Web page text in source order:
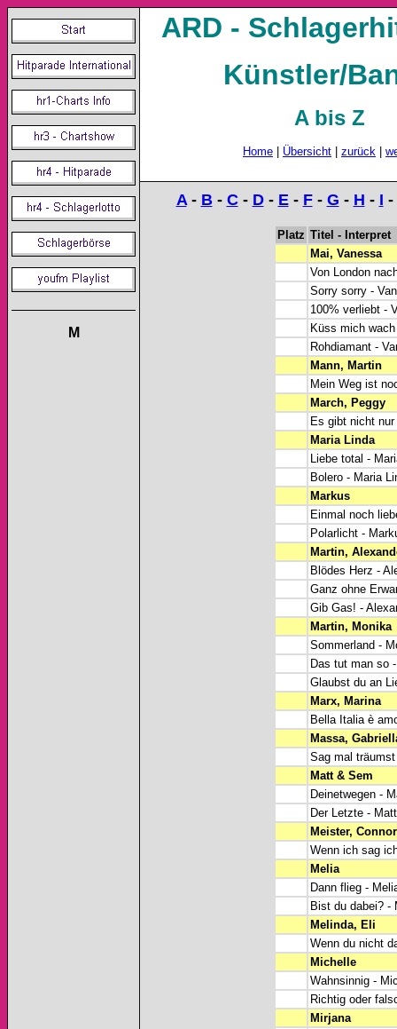
M
ARD -
Künstler/
A bis Z
Home Übersicht zurück
A- B- C- D- E- F- G - H - I -
Platz Titel - Interpret
Mai, Vanessa
Von London
Sorry sorry -
100% verliebt -
Küss mich
Rohdiamant -
Mann, Martin
Mein Weg ist
March, Peggy
Es gibt nicht
Maria Linda
Liebe total -
Bolero - Maria
Markus
Einmal noch
Polarlicht -
Martin,
Blödes Herz -
Ganz ohne
Gib Gas! -
Martin, Monika
Sommerland -
Das tut man so
Glaubst du an
Marx, Marina
Bella Italia è
Massa,
Sag mal
Matt & Sem
Deinetwegen -
Der Letzte -
Meister, Connor
Wenn ich sag
Melia
Dann flieg -
Bist du dabei? -
Melinda, Eli
Wenn du nicht
Michelle
Wahnsinnig -
Richtig oder
Mirjana